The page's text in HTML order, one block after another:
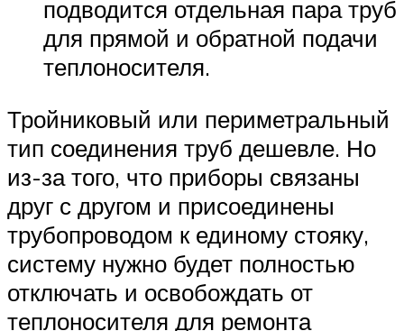
подводится отдельная пара труб
для прямой и обратной подачи
теплоносителя.
Тройниковый или периметральный
тип соединения труб дешевле. Но
из-за того, что приборы связаны
друг с другом и присоединены
трубопроводом к единому стояку,
систему нужно будет полностью
отключать и освобождать от
теплоносителя для ремонта